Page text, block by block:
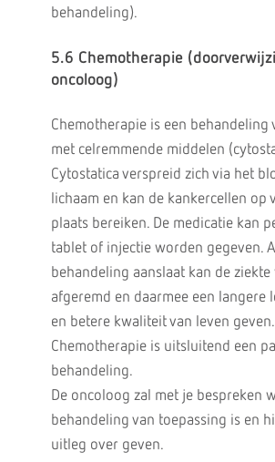
behandeling).
5.6 Chemotherapie
oncoloog)
Chemotherapie is een behandeling
met celremmende middelen
Cytostatica verspreid zich via het
lichaam en kan de kankercellen op
plaats bereiken. De medicatie kan
tablet of injectie worden gegeven.
behandeling aanslaat kan de
afgeremd en daarmee een langere
en betere kwaliteit van leven geven.
Chemotherapie is uitsluitend een
behandeling.
De oncoloog zal met je bespreken
behandeling van toepassing is en
uitleg over geven.